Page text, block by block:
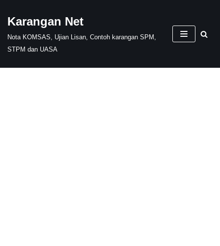
Skip
to
content
Karangan Net
Nota KOMSAS, Ujian Lisan, Contoh karangan SPM,
STPM dan UASA